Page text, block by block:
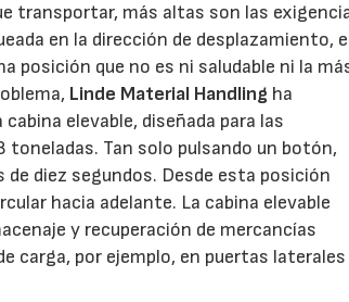
transportar, más altas son las
en la dirección de desplazamiento,
posición que no es ni saludable ni la
Linde Material Handling ha
elevable, diseñada para las
toneladas. Tan solo pulsando un botón,
diez segundos. Desde esta posición
hacia adelante. La cabina elevable
y recuperación de mercancías
carga, por ejemplo, en puertas laterales